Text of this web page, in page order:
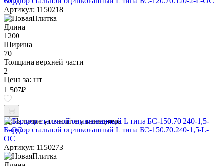
Артикул: 1150218
Длина
1200
Ширина
70
Толщина верхней части
2
Цена за: шт
1 507₽
Наличие уточняйте у менеджера
Бордюр стальной оцинкованный L типа БС-150.70.240-1,5-L-
ОС
Артикул: 1150273